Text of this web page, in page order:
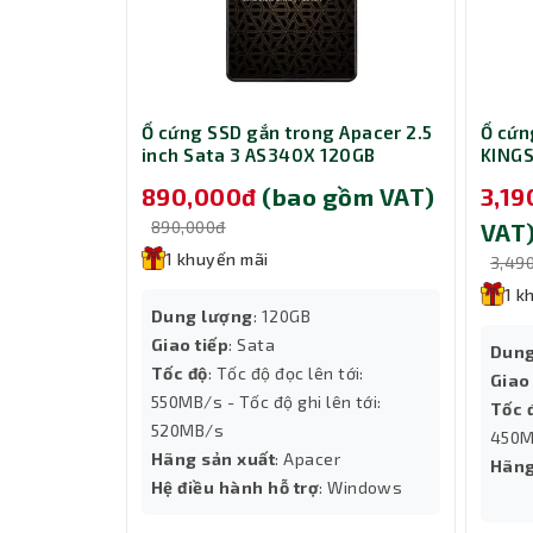
Hiệu suất làm mát vượt trội
Với tốc độ quạt dao động từ 800 đến 1800 RPM
không bị ảnh hưởng bởi tiếng ồn.
Thiết kế tinh tế và dễ dàng lắp đặt
Quạt có kích thước 120 x 120 x 25 mm và sử
CPU. Màu trắng tinh khiết của tản nhiệt không
và màu sắc của các linh kiện khác.
Ổ cứng SSD gắn trong Apacer 2.5
inch Sata 3 AS340X 120GB
890,000đ (bao gồm VAT)
890,000đ
1 khuyến mãi
Dung lượng: 120GB
Giao tiếp: Sata
Tốc độ: Tốc độ đọc lên tới:
550MB/s - Tốc độ ghi lên tới:
520MB/s
Hãng sản xuất: Apacer
Hệ điều hành hỗ trợ: Windows
Ổ
VAT)
1
Tốc